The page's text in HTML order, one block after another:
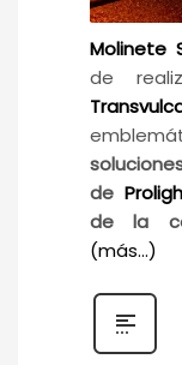
Molinete
de
de
de la
(más…)